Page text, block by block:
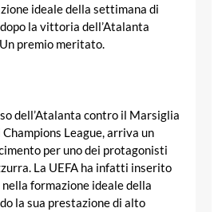
ideale della settimana di
la vittoria dell’Atalanta
premio meritato.
dell’Atalanta contro il Marsiglia
League, arriva un
per uno dei protagonisti
La UEFA ha infatti inserito
formazione ideale della
la sua prestazione di alto